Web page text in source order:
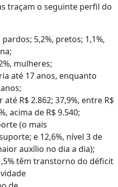
traçam o seguinte perfil do
5,2%, pretos; 1,1%,
mulheres;
até 17 anos, enquanto
R$ 2.862; 37,9%, entre R$
acima de R$ 9.540;
(o mais
e 12,6%, nível 3 de
auxílio no dia a dia);
têm transtorno do déficit